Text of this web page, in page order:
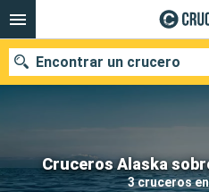
Cruceros Alaska
3 cruceros
Encontrar un crucero
Nuestros destinos